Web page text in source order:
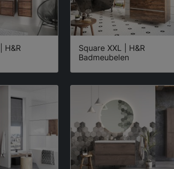
H&R
Square XXL | H&R
Badmeubelen